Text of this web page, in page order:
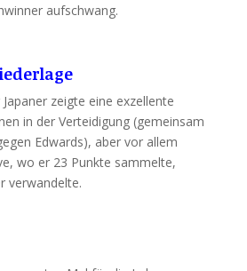
aufschwang.
Japaner zeigte eine exzellente
in der Verteidigung (gemeinsam
Edwards), aber vor allem
wo er 23 Punkte sammelte,
verwandelte.